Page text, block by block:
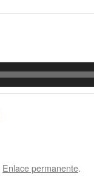
Enlace permanente.